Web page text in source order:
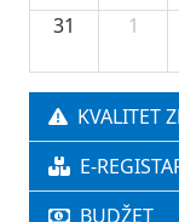
31 1
KVALITET
E-
BUDŽET